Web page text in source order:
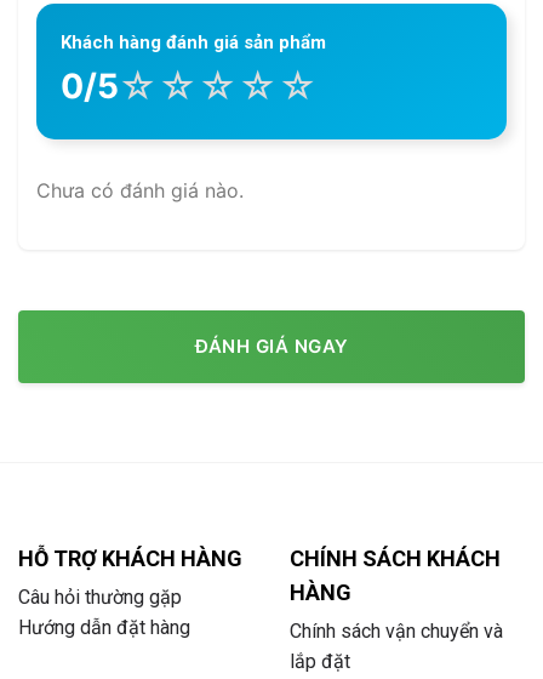
Khách hàng đánh giá sản phẩm
0/5☆ ☆ ☆ ☆ ☆
Chưa có đánh giá nào.
ĐÁNH GIÁ NGAY
HỖ TRỢ KHÁCH HÀNG
Câu hỏi thường gặp
Hướng dẫn đặt hàng
CHÍNH SÁCH KHÁCH
HÀNG
Chính sách vận chuyển và
lắp đặt